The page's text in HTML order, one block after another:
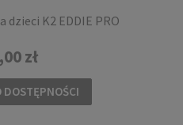
K2 EDDIE PRO
zł
DOSTĘPNOŚCI